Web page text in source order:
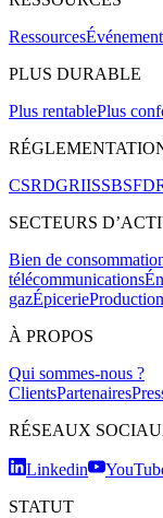
Ressources
PLUS DURABLE
Plus rentablePlus
CSRDGRIISSB
SECTEURS
Bien de
télécommunications
gazÉpicerieProduction
À PROPOS
Qui sommes-nous ?
ClientsPartenaires
RÉSEAUX
Linkedin
STATUT